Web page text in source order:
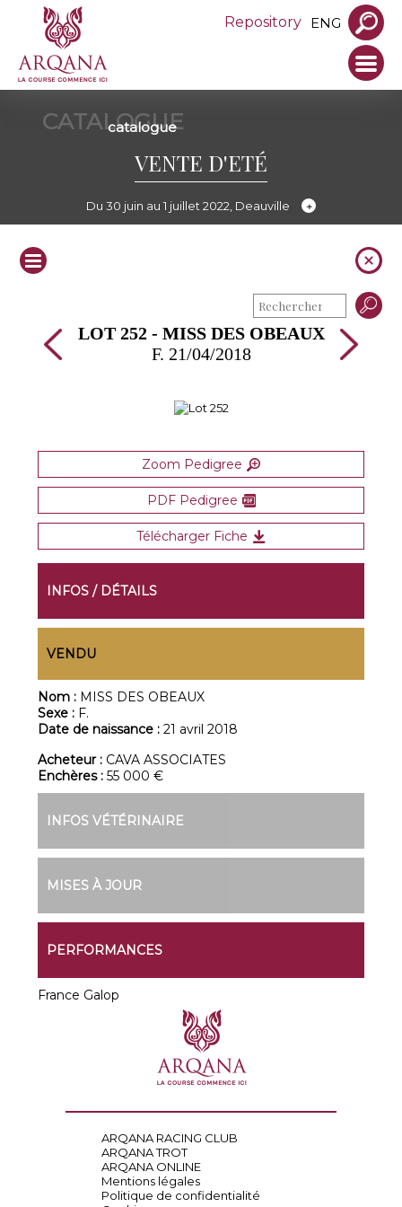
Repository ENG
CATALOGUE
catalogue
VENTE D'ETÉ
Du 30 juin au 1 juillet 2022, Deauville
LOT 252 - MISS DES OBEAUX
F. 21/04/2018
Zoom Pedigree
PDF Pedigree
Télécharger Fiche
INFOS / DÉTAILS
VENDU
Nom : MISS DES OBEAUX
Sexe : F.
Date de naissance :21 avril 2018
Acheteur : CAVA ASSOCIATES
Enchères :55 000 €
INFOS VÉTÉRINAIRE
MISES À JOUR
PERFORMANCES
France Galop
ARQANA RACING CLUB
ARQANA TROT
ARQANA ONLINE
Mentions légales
Politique de confidentialité